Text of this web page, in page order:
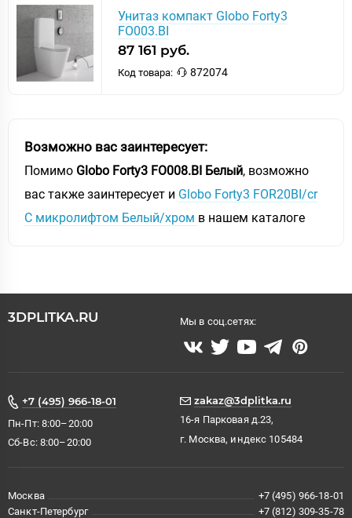
Унитаз компакт Globo Forty3
FO003.BI
87 161 руб.
Код товара: 872074
Возможно вас заинтересует:
Помимо Globo Forty3 FO008.BI Белый, возможно
вас также заинтересует и Globo Forty3 FOR20BI/cr
С микролифтом Белый/хром в нашем каталоге
3DPLITKA.RU Мы в соц.сетях:
+7 (495) 966-18-01
Пн-Пт: 8:00–20:00
Сб-Вс: 8:00–20:00
zakaz@3dplitka.ru
16-я Парковая д.23,
г. Москва, индекс 105484
Москва
+7 (495) 966-18-01
Санкт-Петербург
+7 (812) 309-35-78